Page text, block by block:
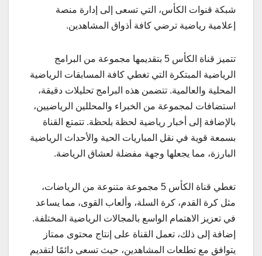
شبكة قنوات الكأس، التي تسعى إلى إدارة منصة
إعلامية رياضية ترضي كافة أذواق المشاهدين.
تتميز قناة الكأس 5 بتقديمها مجموعة من البرامج
الرياضية المبتكرة التي تغطي كافة المسابقات الرياضية
المحلية والعالمية. تتضمن هذه البرامج تحليلات دقيقة،
استضافات لمجموعة من الخبراء والمحللين الرياضيين،
بالإضافة إلى أخبار رياضية لحظة بلحظة. تتمتع القناة
بسمعة قوية في نقل المباريات الحية والأحداث الرياضية
البارزة، مما يجعلها وجهة مفضلة لعشاق الرياضة.
تغطي قناة الكأس 5 مجموعة متنوعة من الرياضات،
مثل كرة القدم، كرة السلة، وألعاب القوى، مما يساعد
في تعزيز الاهتمام الواسع بالمجالات الرياضية المختلفة.
إضافة إلى ذلك، تعمل القناة على إنتاج محتوى ممتاز
يتوافق مع تطلعات المشاهدين، حيث تسعى دائمًا لتقديم